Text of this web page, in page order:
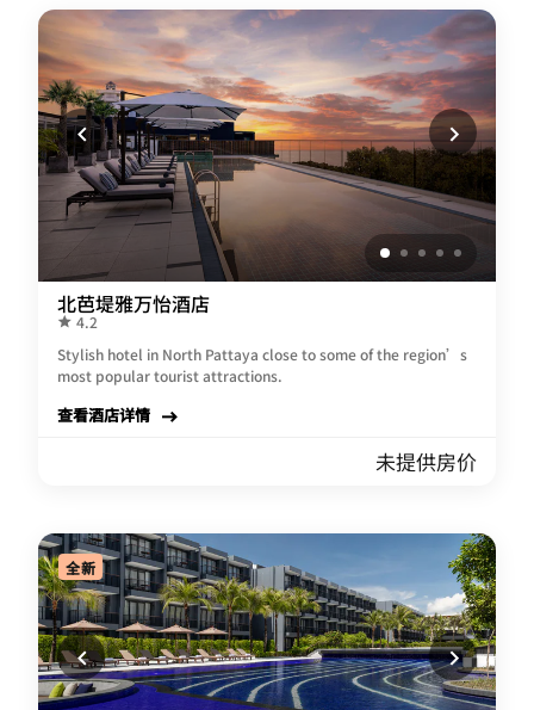
北芭堤雅万怡酒店
4.2
Stylish hotel in North Pattaya close to some of the region’s
most popular tourist attractions.
查看酒店详情
未提供房价
全新